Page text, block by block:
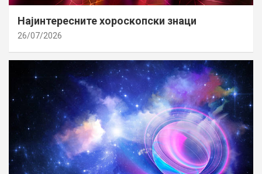
Најинтересните хороскопски знаци
26/07/2026